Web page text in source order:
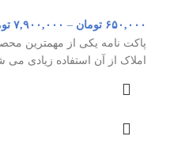
۶۵۰,۰۰۰ تومان – ۷,۹۰۰,۰۰۰
پاکت نامه یکی از مهمترین
املاک از آن استفاده زیادی